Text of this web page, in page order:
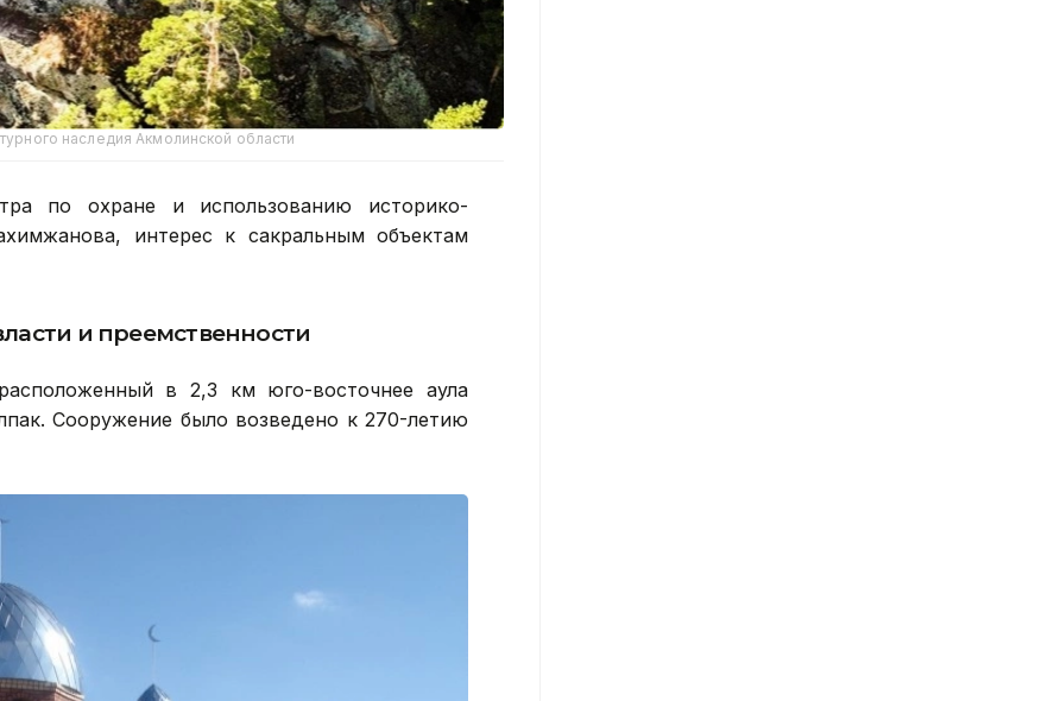
наследия Акмолинской области
по охране и использованию историко-
интерес к сакральным объектам
и преемственности
в 2,3 км юго-восточнее аула
Сооружение было возведено к 270-летию